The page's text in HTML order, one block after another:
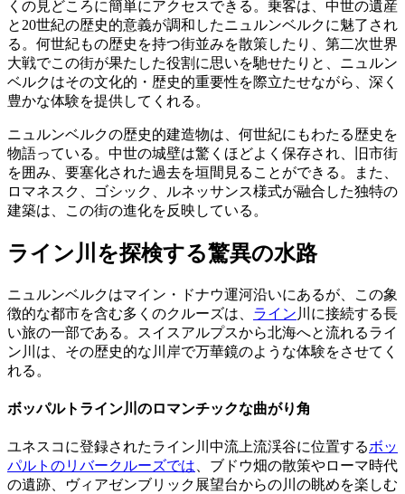
くの見どころに簡単にアクセスできる。乗客は、中世の遺産
と20世紀の歴史的意義が調和したニュルンベルクに魅了され
る。何世紀もの歴史を持つ街並みを散策したり、第二次世界
大戦でこの街が果たした役割に思いを馳せたりと、ニュルン
ベルクはその文化的・歴史的重要性を際立たせながら、深く
豊かな体験を提供してくれる。
ニュルンベルクの歴史的建造物は、何世紀にもわたる歴史を
物語っている。中世の城壁は驚くほどよく保存され、旧市街
を囲み、要塞化された過去を垣間見ることができる。また、
ロマネスク、ゴシック、ルネッサンス様式が融合した独特の
建築は、この街の進化を反映している。
ライン川を探検する驚異の水路
ニュルンベルクはマイン・ドナウ運河沿いにあるが、この象
徴的な都市を含む多くのクルーズは、 ライン 川に接続する長
い旅の一部である。スイスアルプスから北海へと流れるライ
ン川は、その歴史的な川岸で万華鏡のような体験をさせてく
れる。
ボッパルトライン川のロマンチックな曲がり角
ユネスコに登録されたライン川中流上流渓谷に位置するボッ
パルトのリバークルーズでは 、ブドウ畑の散策やローマ時代
の遺跡、ヴィアゼンブリック展望台からの川の眺めを楽しむ